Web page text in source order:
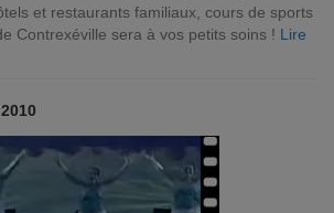
et restaurants familiaux, cours de sports
Contrexéville sera à vos petits soins ! Lire